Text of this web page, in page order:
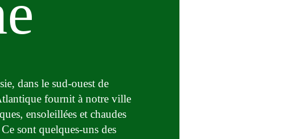
dans le sud-ouest de
fournit à notre ville
ensoleillées et chaudes
sont quelques-uns des